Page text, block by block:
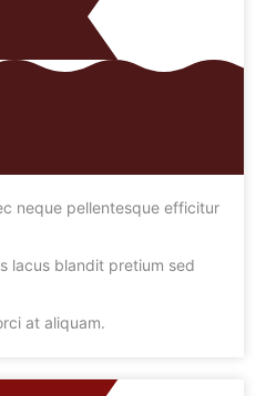
neque pellentesque efficitur
lacus blandit pretium sed
at aliquam.